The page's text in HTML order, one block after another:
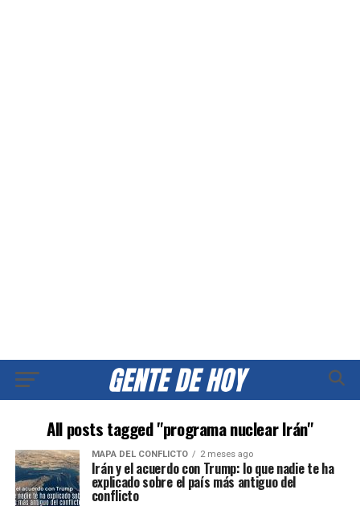
All posts tagged "programa nuclear Irán"
MAPA DEL CONFLICTO 2 meses ago
Irán y el acuerdo con Trump: lo que nadie te ha
explicado sobre el país más antiguo del
conflicto